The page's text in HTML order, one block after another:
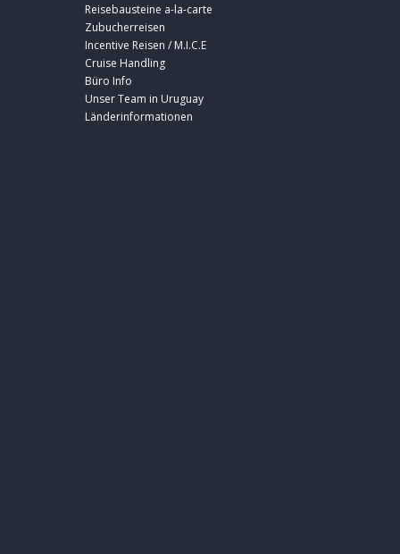
Reisebausteine a-la-carte
Zubucherreisen
Incentive Reisen / M.I.C.E
Cruise Handling
Büro Info
Unser Team in Uruguay
Länderinformationen